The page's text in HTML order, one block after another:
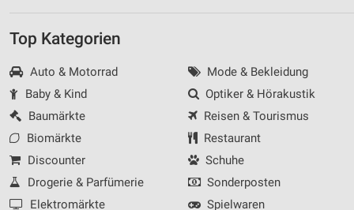
Top Kategorien
Auto & Motorrad
Baby & Kind
Baumärkte
Biomärkte
Discounter
Drogerie & Parfümerie
Elektromärkte
Mode & Bekleidung
Optiker & Hörakustik
Reisen & Tourismus
Restaurant
Schuhe
Sonderposten
Spielwaren